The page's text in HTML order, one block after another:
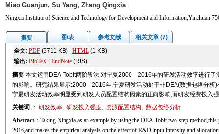
Miao Guanjun, Su Yang, Zhang Qingxia
Ningxia Institute of Science and Technology for Development and Information,Yinchuan
摘要 图/表 参考文献
相关文章 (7)
全文: PDF(5711 KB) HTML(1 KB)
输出: BibTeX| EndNote(RIS)
摘要 本文运用DEA-Tobit两阶段法,对宁夏2000—2016年的研发活动效率进行
的影响。研究结果显示:2000—2016年,宁夏研发活动处于非DEA(数据包络分析
宁夏研发活动效率明显受到研发人员配置结构因素的正向影响,而研发经费投入
关键词
： 研发效率, 研发投入强度, 资源配置结构, 数据包络分析
Abstract：Taking Ningxia as an example,by using the DEA-Tobit two-step
2016,and makes the empirical analysis on the effect of R&D input intensity and